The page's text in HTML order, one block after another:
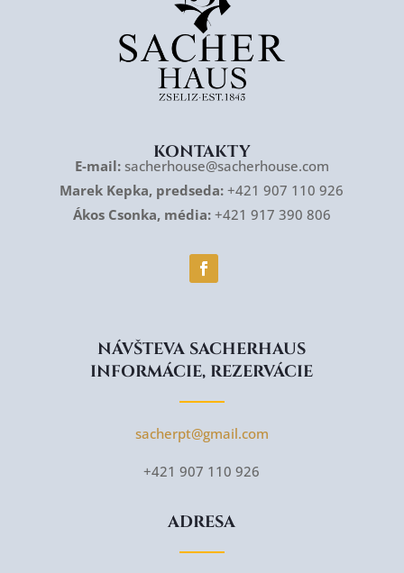
KONTAKTY
E-mail: sacherhouse@sacherhouse.com
Marek Kepka, predseda: +421 907 110 926
Ákos Csonka, média:+421 917 390 806
NÁVŠTEVA SACHERHAUS
INFORMÁCIE, REZERVÁCIE
sacherpt@gmail.com
+421 907 110 926
ADRESA